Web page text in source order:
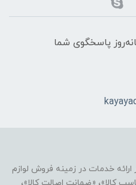
ساعت شبانه‌روز پاسخگوی شما
خدمات در زمینه فروش لوازم